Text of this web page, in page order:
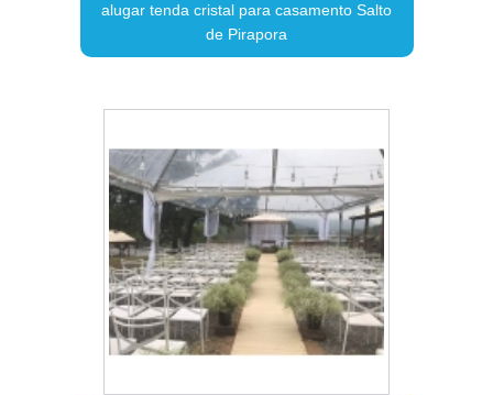
alugar tenda cristal para casamento Salto
de Pirapora